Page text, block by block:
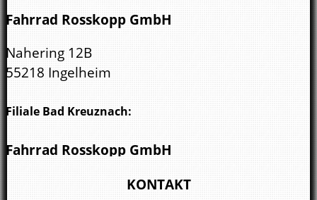
Fahrrad Rosskopp GmbH
Nahering 12B
55218 Ingelheim
Filiale Bad Kreuznach:
Fahrrad Rosskopp GmbH
KONTAKT